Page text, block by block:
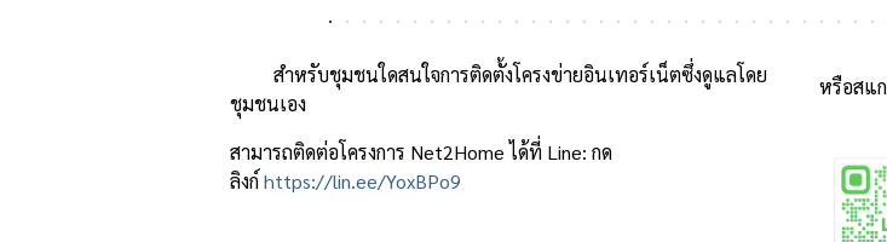
สำหรับชุมชนใดสนใจการติดตั้งโครงข่ายอินเทอร์เน็ตซึ่งดูแลโดย
ชุมชนเอง
สามารถติดต่อโครงการ Net2Home ได้ที่ Line: กด
ลิงก์https://lin.ee/YoxBPo9
หรือสแ